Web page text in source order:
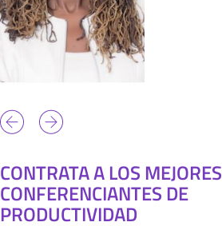
CONTRATA A LOS MEJORES
CONFERENCIANTES DE
PRODUCTIVIDAD